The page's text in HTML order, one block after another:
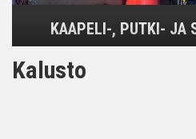
KAAPELI-, PUTKI- JA
Kalusto